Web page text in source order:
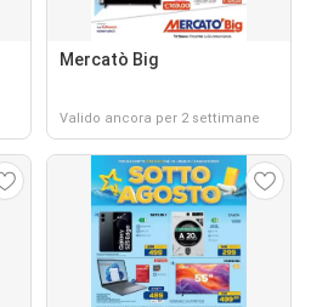
Mercatò Big
Valido ancora per 2 settimane